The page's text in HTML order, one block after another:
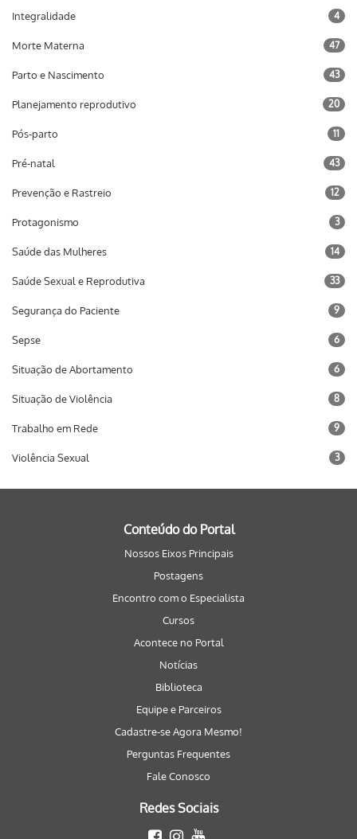
Integralidade 4
Morte Materna 47
Parto e Nascimento 43
Planejamento reprodutivo 20
Pós-parto 11
Pré-natal 43
Prevenção e Rastreio 12
Protagonismo 3
Saúde das Mulheres 14
Saúde Sexual e Reprodutiva 33
Segurança do Paciente 9
Sepse 6
Situação de Abortamento 6
Situação de Violência 8
Trabalho em Rede 9
Violência Sexual 3
Conteúdo do Portal
Nossos Eixos Principais
Postagens
Encontro com o Especialista
Cursos
Acontece no Portal
Notícias
Biblioteca
Equipe e Parceiros
Cadastre-se Agora Mesmo!
Perguntas Frequentes
Fale Conosco
Redes Sociais